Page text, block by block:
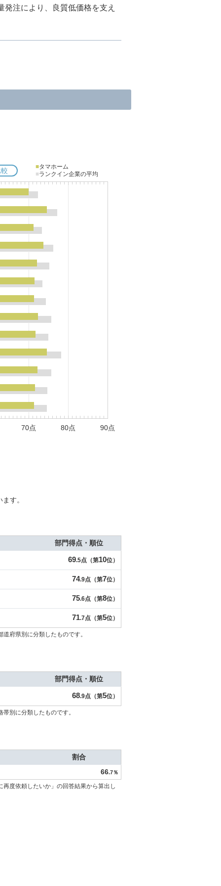
注により、良質低価格を支え
■タマホーム
■ランクイン企業の平均
70点 80点 90点
す。
部門得点・順位
69.5点（第10位）
74.9点（第7位）
75.6点（第8位）
71.7点（第5位）
府県別に分類したものです。
部門得点・順位
68.9点（第5位）
別に分類したものです。
割合
66.7％
度依頼したいか」の回答結果から算出し